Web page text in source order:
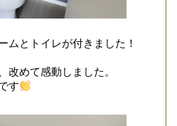
ムとトイレが付きました！
改めて感動しました。
す